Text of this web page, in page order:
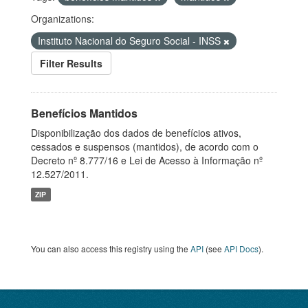
Organizations:
Instituto Nacional do Seguro Social - INSS
Filter Results
Benefícios Mantidos
Disponibilização dos dados de benefícios ativos,
cessados e suspensos (mantidos), de acordo com o
Decreto nº 8.777/16 e Lei de Acesso à Informação nº
12.527/2011.
ZIP
You can also access this registry using the API (see API Docs).